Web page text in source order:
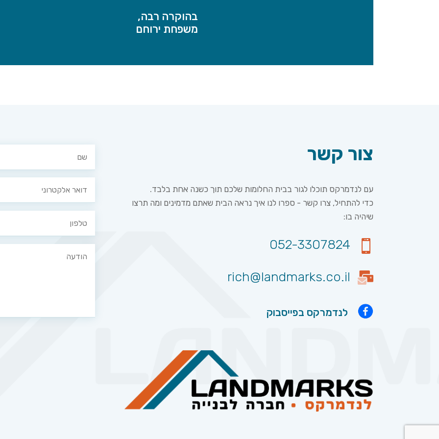
בהוקרה רבה,
משפחת ירוחם
צור קשר
עם לנדמרקס תוכלו לגור בבית החלומות שלכם תוך כשנה אחת בלבד.
כדי להתחיל, צרו קשר - ספרו לנו איך נראה הבית שאתם מדמינים ומה תרצו
שיהיה בו:

052-3307824
rich@landmarks.co.il
לנדמרקס בפייסבוק